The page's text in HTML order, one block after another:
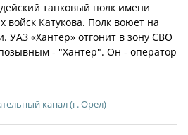
танковый полк имени
войск Катукова. Полк воюет на
УАЗ «Хантер» отгонит в зону СВО
- "Хантер". Он - оператор
канал (г. Орел)